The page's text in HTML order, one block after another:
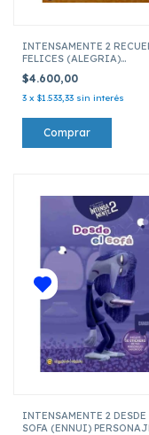
INTENSAMENTE 2
FELICES (ALEGRIA)
$4.600,00
3 x $1.533,33 sin interés
INTENSAMENTE 2 DESDE
SOFA (ENNUI)